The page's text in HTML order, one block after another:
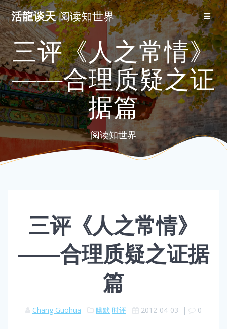
Skip
to
content
活龍谈天阅读知世界
三评《人之常情》
——合理质疑之证
据篇
阅读知世界
三评《人之常情》
——合理质疑之证据
篇
Chang Guohua 幽默 时评 2012-04-03 | 0